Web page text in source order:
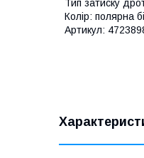
Тип затиску
Колір: полярна
Артикул: